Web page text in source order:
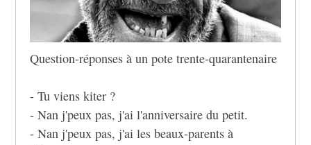
Question-réponses à un pote trente-quarantenaire
- Tu viens kiter ?
- Nan j'peux pas, j'ai l'anniversaire du petit.
- Nan j'peux pas, j'ai les beaux-parents à